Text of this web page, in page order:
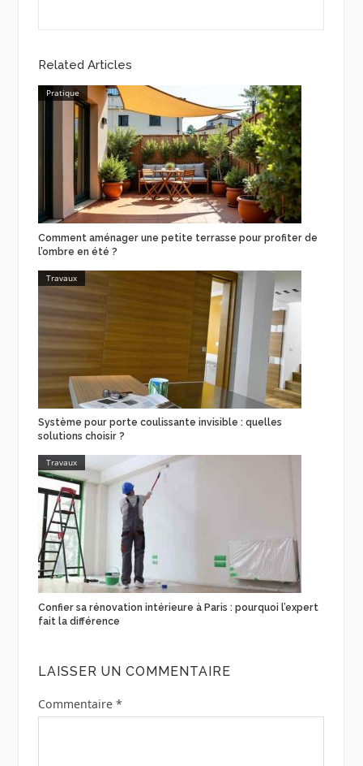
Related Articles
Pratique
Comment aménager une petite terrasse pour profiter de
l’ombre en été ?
Travaux
Système pour porte coulissante invisible : quelles
solutions choisir ?
Travaux
Confier sa rénovation intérieure à Paris : pourquoi l’expert
fait la différence
LAISSER UN COMMENTAIRE
Commentaire *